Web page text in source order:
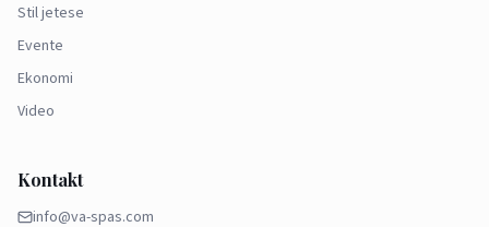
Stil jetese
Evente
Ekonomi
Video
Kontakt
info@va-spas.com